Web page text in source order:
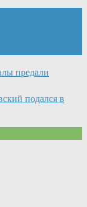
предали
подался в